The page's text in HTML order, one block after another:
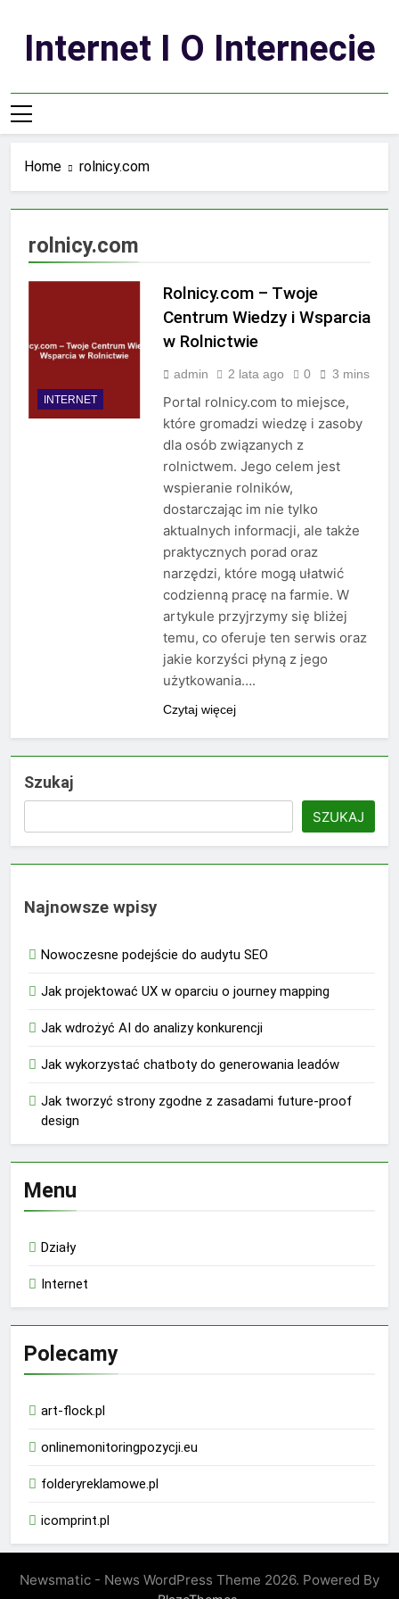
contentInternet I O Internecie
Home rolnicy.com
rolnicy.com
INTERNET
Rolnicy.com – Twoje
Centrum Wiedzy i Wsparcia
w Rolnictwie
admin 2 lata ago 0 3 mins
Portal rolnicy.com to miejsce,
które gromadzi wiedzę i zasoby
dla osób związanych z
rolnictwem. Jego celem jest
wspieranie rolników,
dostarczając im nie tylko
aktualnych informacji, ale także
praktycznych porad oraz
narzędzi, które mogą ułatwić
codzienną pracę na farmie. W
artykule przyjrzymy się bliżej
temu, co oferuje ten serwis oraz
jakie korzyści płyną z jego
użytkowania….
Czytaj więcej
Szukaj
SZUKAJ
Najnowsze wpisy
Nowoczesne podejście do audytu SEO
Jak projektować UX w oparciu o journey mapping
Jak wdrożyć AI do analizy konkurencji
Jak wykorzystać chatboty do generowania leadów
Jak tworzyć strony zgodne z zasadami future-proof
design
Menu
Działy
Internet
Polecamy
art-flock.pl
onlinemonitoringpozycji.eu
folderyreklamowe.pl
icomprint.pl
Newsmatic - News WordPress Theme 2026. Powered By